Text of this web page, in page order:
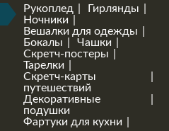
Рукоплед
Гирлянды
Ночники
Вешалки для одежды
Бокалы
Чашки
Скретч-постеры
Тарелки
Скретч-карты
путешествий
Декоративные
подушки
Фартуки для кухни